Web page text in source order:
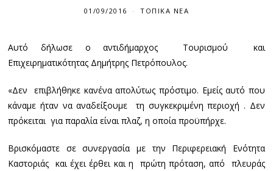
01/09/2016
9
2
6
ΤΟΠΙΚΆ ΝΈΑ
Αυτό δήλωσε ο αντιδήμαρχος Τουρισμού και
Επιχειρηματικότητας Δημήτρης Πετρόπουλος.
«Δεν επιβλήθηκε κανένα απολύτως πρόστιμο. Εμείς αυτό που
κάναμε ήταν να αναδείξουμε τη συγκεκριμένη περιοχή . Δεν
πρόκειται για παραλία είναι πλαζ, η οποία προϋπήρχε.
Βρισκόμαστε σε συνεργασία με την Περιφερειακή Ενότητα
Καστοριάς και έχει έρθει και η πρώτη πρόταση, από πλευράς